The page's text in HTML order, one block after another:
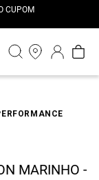
CUPOM
MARINHO -